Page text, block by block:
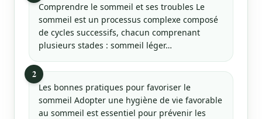
Comprendre le sommeil et ses troubles Le
sommeil est un processus complexe composé
de cycles successifs, chacun comprenant
plusieurs stades : sommeil léger…
2
Les bonnes pratiques pour favoriser le
sommeil Adopter une hygiène de vie favorable
au sommeil est essentiel pour prévenir les